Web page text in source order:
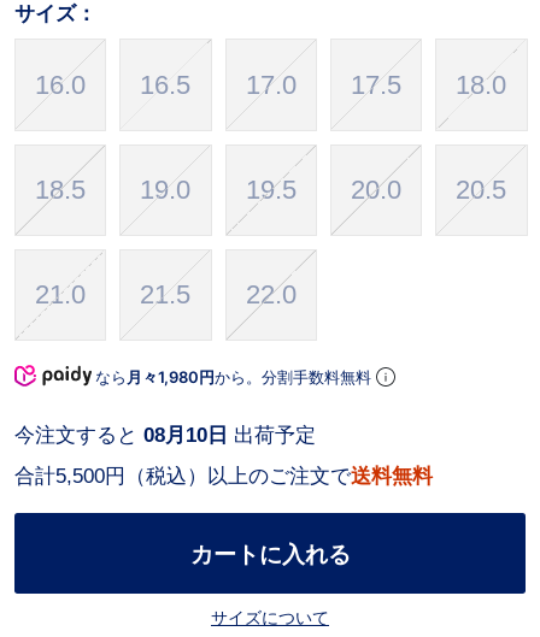
サイズ：
16.0 16.5 17.0 17.5 18.0
18.5 19.0 19.5 20.0 20.5
21.0 21.5 22.0
なら 月々1,980円から。分割手数料無料
合計5,500円（税込）以上のご注文で送料無料
今注文すると 08月10日 出荷予定
カートに入れる
サイズについて